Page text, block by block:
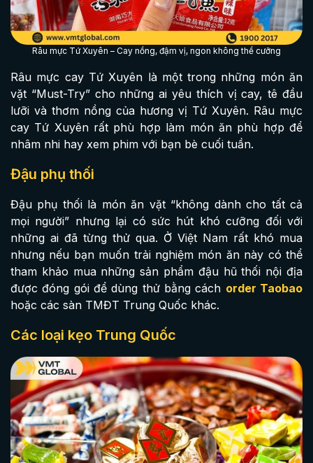
Râu mực Tứ Xuyên – Cay nồng, đậm vị, ngon không thể cưỡng
Râu mực cay Tứ Xuyên là một trong những món ăn
vặt “Must-Try” cho những ai yêu thích vị cay, tê đầu
lưỡi và thơm nồng của hương vị Tứ Xuyên. Râu mực
cay Tứ Xuyên rất phù hợp làm món ăn phù hợp để
nhâm nhi hay xem phim với bạn bè cuối tuần.
Đậu phụ thối
Đậu phụ thối là món ăn vặt “không dành cho tất cả
mọi người” nhưng lại có sức hút khó cưỡng đối với
những ai đã từng thử qua. Ở Việt Nam rất khó mua
nhưng nếu bạn muốn trải nghiệm món ăn này có thể
tham khảo mua những sản phẩm đậu hũ thối nội địa
được đóng gói để dùng thử bằng cách order Taobao
hoặc các sàn TMĐT Trung Quốc khác.
Các loại kẹo Trung Quốc